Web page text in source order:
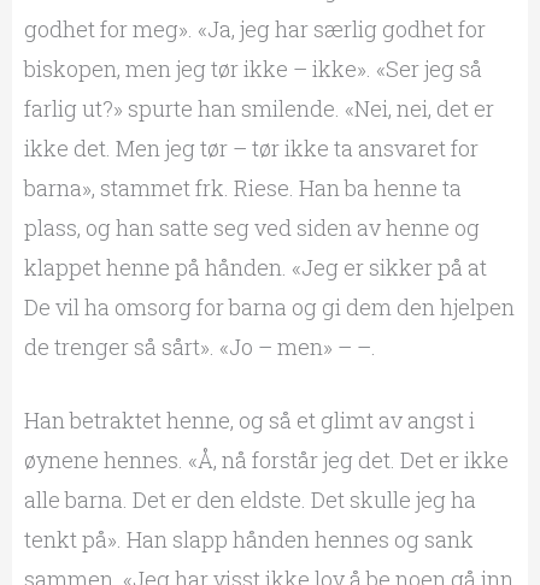
godhet for meg». «Ja, jeg har særlig godhet for
biskopen, men jeg tør ikke – ikke». «Ser jeg så
farlig ut?» spurte han smilende. «Nei, nei, det er
ikke det. Men jeg tør – tør ikke ta ansvaret for
barna», stammet frk. Riese. Han ba henne ta
plass, og han satte seg ved siden av henne og
klappet henne på hånden. «Jeg er sikker på at
De vil ha omsorg for barna og gi dem den hjelpen
de trenger så sårt». «Jo – men» – –.
Han betraktet henne, og så et glimt av angst i
øynene hennes. «Å, nå forstår jeg det. Det er ikke
alle barna. Det er den eldste. Det skulle jeg ha
tenkt på». Han slapp hånden hennes og sank